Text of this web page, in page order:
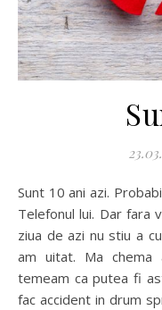
Sunt 10 ani azi. Probabil chiar la ora asta imi suna telefonul.
Telefonul lui. Dar fara
ziua de azi nu stiu a
am uitat. Ma chema
temeam ca putea fi
fac accident in drum